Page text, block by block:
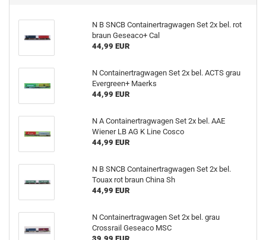
N B SNCB Containertragwagen Set 2x bel. rot
braun Geseaco+ Cal
44,99 EUR
N Containertragwagen Set 2x bel. ACTS grau
Evergreen+ Maerks
44,99 EUR
N A Containertragwagen Set 2x bel. AAE
Wiener LB AG K Line Cosco
44,99 EUR
N B SNCB Containertragwagen Set 2x bel.
Touax rot braun China Sh
44,99 EUR
N Containertragwagen Set 2x bel. grau
Crossrail Geseaco MSC